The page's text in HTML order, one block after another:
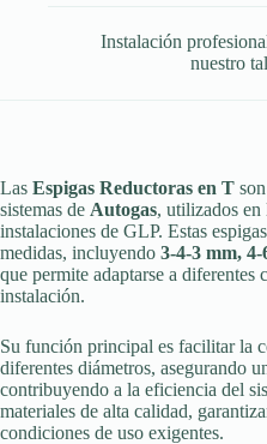
Instalación
nuestro
Las Espigas Reductoras en T
sistemas de Autogas, utilizados en
instalaciones de GLP. Estas
medidas, incluyendo 3-4-3 mm,
que permite adaptarse a diferentes
instalación.
Su función principal es facilitar la
diferentes diámetros, asegurando
contribuyendo a la eficiencia del
materiales de alta calidad,
condiciones de uso exigentes.